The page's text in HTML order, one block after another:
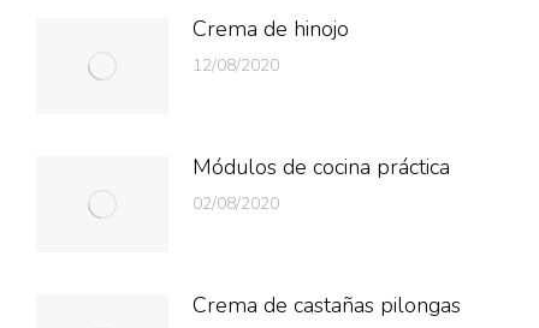
Crema de hinojo
12/08/2020
Módulos de cocina práctica
02/08/2020
Crema de castañas pilongas